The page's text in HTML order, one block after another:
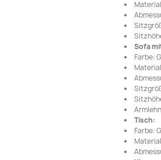
Sofa
Farbe:
Tisch:
Farbe: